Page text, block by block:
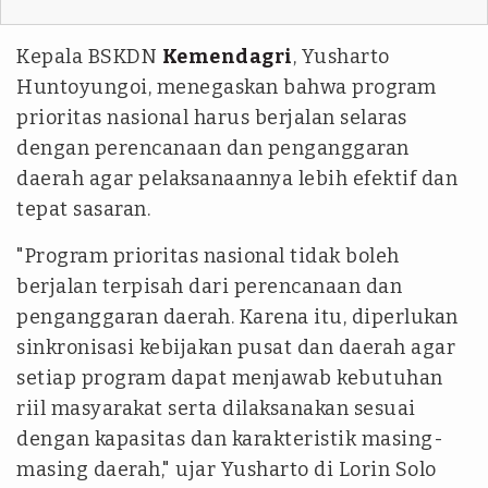
Kepala BSKDN Kemendagri, Yusharto
Huntoyungoi, menegaskan bahwa program
prioritas nasional harus berjalan selaras
dengan perencanaan dan penganggaran
daerah agar pelaksanaannya lebih efektif dan
tepat sasaran.
"Program prioritas nasional tidak boleh
berjalan terpisah dari perencanaan dan
penganggaran daerah. Karena itu, diperlukan
sinkronisasi kebijakan pusat dan daerah agar
setiap program dapat menjawab kebutuhan
riil masyarakat serta dilaksanakan sesuai
dengan kapasitas dan karakteristik masing-
masing daerah," ujar Yusharto di Lorin Solo